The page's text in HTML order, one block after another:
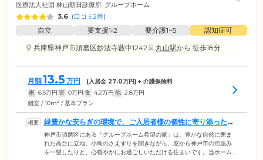
医療法人社団 林山朝日診療所 グループホーム
3.6 (口コミ2件)
自立 要支援1•2 要介護1~5
認知症可
兵庫県神戸市須磨区妙法寺藪中1242
丸山駅から 徒歩18分
月額13.5 万円 (入居金 27.0万円) + 介護保険料
家 6.5万円 管 0万円 食 4.2万円 他 2.8万円
個室 / 10m2 / 基本プラン
緑豊かな安らぎの環境で、ご入居者様の個性に寄り添ったケ
アをご提供します
神戸市須磨区にある「グループホーム希望の家」は、豊かな自然に囲ま
れた高台に立地。小鳥のさえずりを聞きながら、窓から神戸市の街並み
を一望したりと、心穏やかにお過ごしいただける住まいです。当ホーム